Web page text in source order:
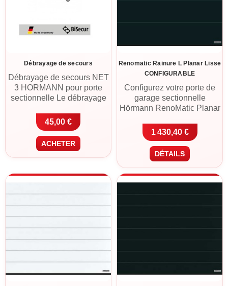
Débrayage de secours
Débrayage de secours NET
3 HORMANN pour porte
sectionnelleLe débrayage
HORMANN est conçu pour
permettre l’ouverture
manuelle d’une porte de
garage sectionnelle
motorisée en cas de
secours pour portes
sectionnellesCompatible
portes à double paroi sans
béquilleUtilisation en cas
de panne de courant
45,00 €
ACHETER
Renomatic Rainure L Planar Lisse
CONFIGURABLE
Configurez votre porte de
garage sectionnelle
Hörmann RenoMatic Planar
dimensions exactes de
votre baie. Panneaux acier
double paroi 42 mm, finition
Planar Matt Deluxe
contemporaine,
1 430,40 €
DÉTAILS